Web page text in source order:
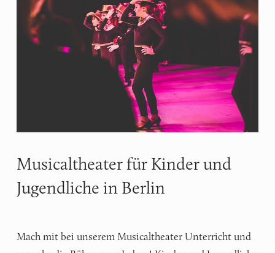
Musicaltheater für Kinder und
Jugendliche in Berlin
Mach mit bei unserem Musicaltheater Unterricht und